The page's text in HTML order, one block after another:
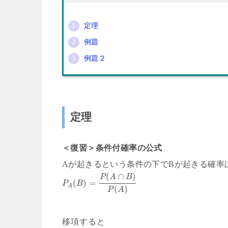
定理
例題
例題２
定理
＜復習＞条件付確率の公式
Aが起きるという条件の下でBが起きる確率
PA(B) =
P(A ∩ B)
P(A)
移項すると